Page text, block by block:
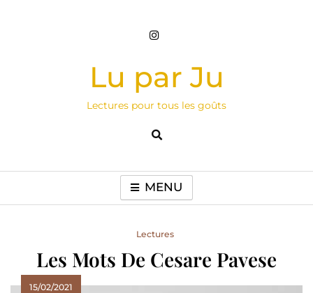
Lu par Ju
Lectures pour tous les goûts
MENU
Lectures
Les Mots De Cesare Pavese
15/02/2021